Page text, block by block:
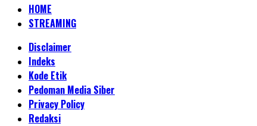
HOME
STREAMING
Disclaimer
Indeks
Kode Etik
Pedoman Media Siber
Privacy Policy
Redaksi